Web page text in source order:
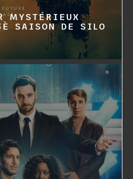
MYSTÉRIEUX
SAISON DE SILO